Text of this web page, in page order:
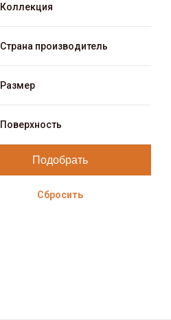
Коллекция
Страна производитель
Размер
Поверхность
Сбросить